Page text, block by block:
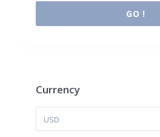
GO !
Currency
USD